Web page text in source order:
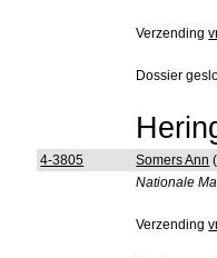
Verzending
Dossier
4-3805 Somers Ann
Nationale
Verzending